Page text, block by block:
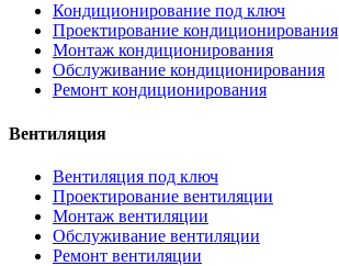
Кондиционирование под ключ
Проектирование кондиционирования
Монтаж кондиционирования
Обслуживание кондиционирования
Ремонт кондиционирования
Вентиляция
Вентиляция под ключ
Проектирование вентиляции
Монтаж вентиляции
Обслуживание вентиляции
Ремонт вентиляции